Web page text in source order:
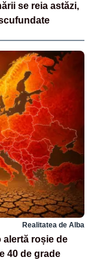
se reia astăzi,
Realitatea de Alba
alertă roșie de
40 de grade